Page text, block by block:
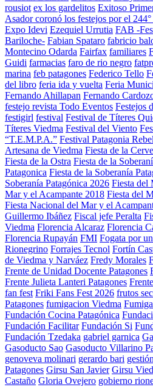
rousiot ex los gardelitos Exitoso
Asador coronó los festejos por el
Expo Idevi Ezequiel Urrutia FAB -
Bariloche- Fabian Spataro fabricio
Montecino Odarda Fairfax familiares
Guidi farmacias faro de rio negro
marina feb patagones Federico Tello
del libro feria ida y vuelta Feria
Fernando Ahillapan Fernando
festejo revista Todo Eventos Festejos
festigirl festival Festival de Títeres
Títeres Viedma Festival del Viento
“T.E.M.P.A.” Festival Patagonia
Artesana de Viedma Fiesta de la
Fiesta de la Ostra Fiesta de la
Patagonica Fiesta de la Soberanía
Soberanía Patagónica 2026 Fiesta del
Mar y el Acampante 2018 Fiesta del
Fiesta Nacional del Mar y el
Guillermo Ibáñez Fiscal jefe Peralta
Viedma Florencia Alcaraz Florencia
Florencia Rupayán FMI Fogata por
Rionegrino Forrajes Tecnol Fortín
de Viedma y Narváez Fredy Morales
Frente de Unidad Docente Patagones
Frente Julieta Lanteri Patagones
fan fest Friki Fans Fest 2026 frutos
Patagones fumigacion Viedma
Fundación Cocina Patagónica
Fundación Facilitar Fundación Si
Fundación Tzedaka gabriel garnica
Gasoducto Sao Gasoducto Villarino
genoveva molinari gerardo bari
Patagones Girsu San Javier Girsu
Castaño Gloria Ovejero gobierno